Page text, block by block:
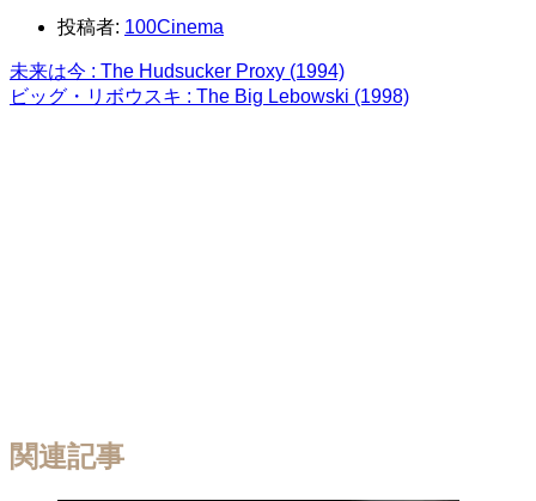
投稿者: 100Cinema
未来は今 : The Hudsucker Proxy (1994)
ビッグ・リボウスキ : The Big Lebowski (1998)
関連記事